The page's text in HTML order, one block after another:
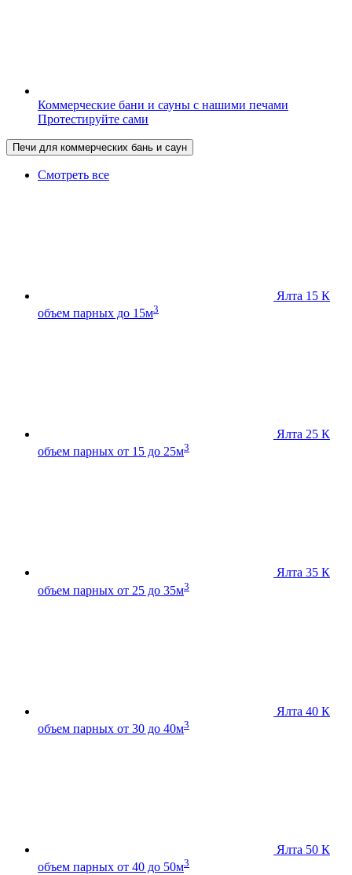
Коммерческие бани и сауны с нашими печами
Протестируйте сами
Печи для коммерческих бань и саун
Смотреть все
Ялта 15 К
объем парных до 15м3
Ялта 25 К
объем парных от 15 до 25м3
Ялта 35 К
объем парных от 25 до 35м3
Ялта 40 К
объем парных от 30 до 40м3
Ялта 50 К
объем парных от 40 до 50м3